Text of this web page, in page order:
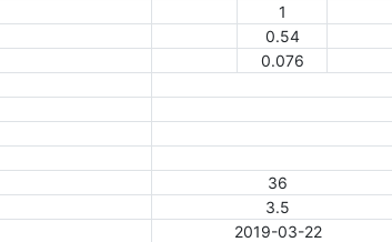
1
0.54
0.076
36
3.5
2019-03-22